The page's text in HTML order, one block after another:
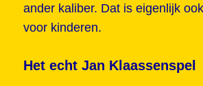
ander kaliber. Dat is eigenlijk
voor kinderen.
Het echt Jan Klaassenspel